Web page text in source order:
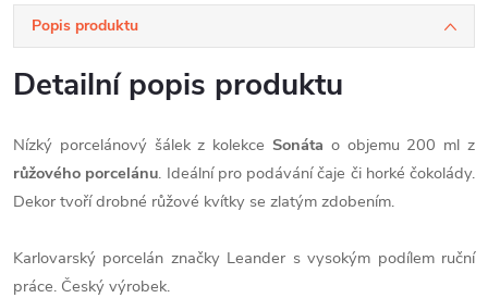
Popis produktu
Detailní popis produktu
Nízký porcelánový šálek z kolekce Sonáta o objemu 200 ml z
růžového porcelánu. Ideální pro podávání čaje či horké čokolády.
Dekor tvoří drobné růžové kvítky se zlatým zdobením.
Karlovarský porcelán značky Leander s vysokým podílem ruční
práce. Český výrobek.